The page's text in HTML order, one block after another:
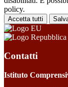
policy.
Accetta tutti
Contatti
Istituto